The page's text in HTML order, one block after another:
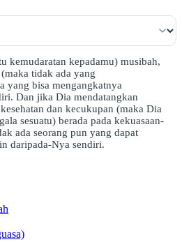
kemudaratan kepadamu) musibah,
tidak ada yang
yang bisa mengangkatnya
Dan jika Dia mendatangkan
dan kecukupan (maka Dia
sesuatu) berada pada kekuasaan-
ada seorang pun yang dapat
daripada-Nya sendiri.